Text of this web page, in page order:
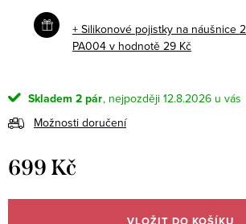
+ Silikonové pojistky na náušnice
PA004 v hodnotě 29 Kč
Skladem 2 pár
12.8.2026
Možnosti doručení
699 Kč
cena:
VLOŽIT DO KOŠÍKU